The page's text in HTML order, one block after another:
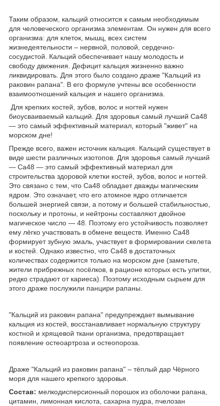
Таким образом, кальций относится к самым необходимым
для человеческого организма элементам. Он нужен для всего
организма: для клеток, мышц, всех систем
жизнедеятельности – нервной, половой, сердечно-
сосудистой. Кальций обеспечивает нашу молодость и
свободу движения. Дефицит кальция жизненно важно
ликвидировать. Для этого было создано драже "Кальций из
раковин рапана". В его формуле учтены все особенности
взаимоотношений кальция и нашего организма.
Для крепких костей, зубов, волос и ногтей нужен
биоусваиваемый кальций. Для здоровья самый лучший Ca48
― это самый эффективный материал, который "живет" на
морском дне!
Прежде всего, важен источник кальция. Кальций существует в
виде шести различных изотопов. Для здоровья самый лучший
― Ca48 ― это самый эффективный материал для
строительства здоровой клетки костей, зубов, волос и ногтей.
Это связано с тем, что Ca48 обладает дважды магическим
ядром. Это означает, что его атомное ядро отличается
большей энергией связи, а потому и большей стабильностью,
поскольку и протоны, и нейтроны составляют двойное
магическое число ― 48. Поэтому его устойчивость позволяет
ему лёгко участвовать в обмене веществ. Именно Ca48
формирует зубную эмаль, участвует в формировании скелета
и костей. Однако известно, что Ca48 в достаточных
количествах содержится только на морском дне (заметьте,
жители прибрежных посёлков, в рационе которых есть улитки,
редко страдают от кариеса). Поэтому исходным сырьем для
этого драже послужили панцири рапаны.
"Кальций из раковин рапана" предупреждает вымывание
кальция из костей, восстанавливает нормальную структуру
костной и хрящевой ткани организма, предотвращает
появление остеоартроза и остеопороза.
Драже "Кальций из раковин рапана" – тёплый дар Чёрного
моря для нашего крепкого здоровья.
Состав: мелкодисперсионный порошок из оболочки рапана,
цитамин, лимонная кислота, сахарна пудра, пчелозан